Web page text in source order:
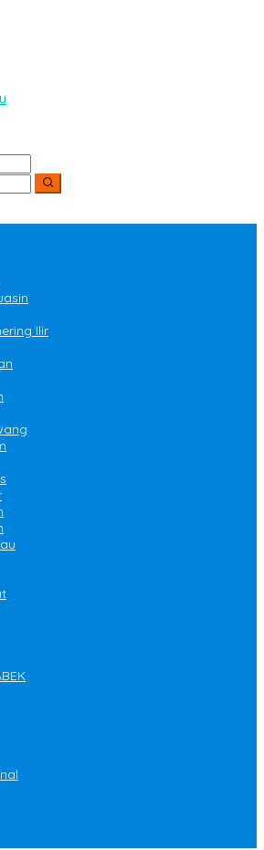
Ilir